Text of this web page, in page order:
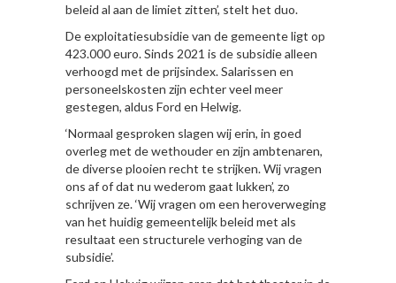
beleid al aan de limiet zitten’, stelt het duo.
De exploitatiesubsidie van de gemeente ligt op
423.000 euro. Sinds 2021 is de subsidie alleen
verhoogd met de prijsindex. Salarissen en
personeelskosten zijn echter veel meer
gestegen, aldus Ford en Helwig.
‘Normaal gesproken slagen wij erin, in goed
overleg met de wethouder en zijn ambtenaren,
de diverse plooien recht te strijken. Wij vragen
ons af of dat nu wederom gaat lukken’, zo
schrijven ze. ‘Wij vragen om een heroverweging
van het huidig gemeentelijk beleid met als
resultaat een structurele verhoging van de
subsidie’.